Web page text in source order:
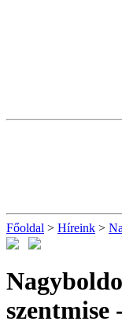
Főoldal > Híreink >
szentmise